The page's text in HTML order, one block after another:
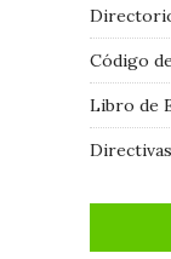
Código
Libro de